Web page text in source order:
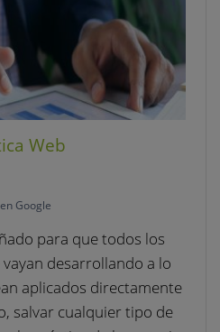
Web
Google
para que todos los
desarrollando a lo
aplicados directamente
salvar cualquier tipo de